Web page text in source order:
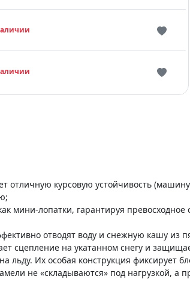
отличную курсовую устойчивость
мини-лопатки, гарантируя
отводят воду и снежную кашу из
сцепление на укатанном снегу и
льду. Их особая конструкция фиксирует
не «складываются» под нагрузкой, а